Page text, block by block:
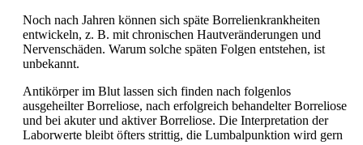
Noch nach Jahren können sich späte Borrelienkrankheiten
entwickeln, z. B. mit chronischen Hautveränderungen und
Nervenschäden. Warum solche späten Folgen entstehen, ist
unbekannt.
Antikörper im Blut lassen sich finden nach folgenlos
ausgeheilter Borreliose, nach erfolgreich behandelter Borreliose
und bei akuter und aktiver Borreliose. Die Interpretation der
Laborwerte bleibt öfters strittig, die Lumbalpunktion wird gern